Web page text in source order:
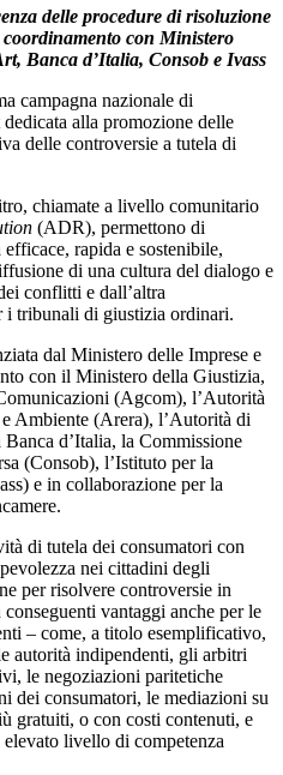
delle procedure di risoluzione
con Ministero
Banca d’Italia, Consob e Ivass
campagna nazionale di
dedicata alla promozione delle
delle controversie a tutela di
chiamate a livello comunitario
(ADR), permettono di
rapida e sostenibile,
di una cultura del dialogo e
conflitti e dall’altra
i tribunali di giustizia ordinari.
dal Ministero delle Imprese e
con il Ministero della Giustizia,
(Agcom), l’Autorità
Ambiente (Arera), l’Autorità di
d’Italia, la Commissione
(Consob), l’Istituto per la
e in collaborazione per la
di tutela dei consumatori con
nei cittadini degli
per risolvere controversie in
vantaggi anche per le
– come, a titolo esemplificativo,
autorità indipendenti, gli arbitri
le negoziazioni paritetiche
dei consumatori, le mediazioni su
gratuiti, o con costi contenuti, e
livello di competenza